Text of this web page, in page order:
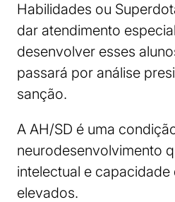
Habilidades ou
dar atendimento
desenvolver esses
passará por análise
sanção.
A AH/SD é uma
neurodesenvolvimento
intelectual e
elevados.